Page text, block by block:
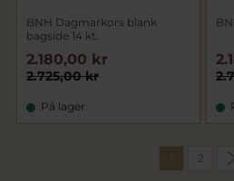
BNH Dagmarkors blank
bagside 14 kt.
2.725,00 kr
2.180,00 kr
På lager
1 2